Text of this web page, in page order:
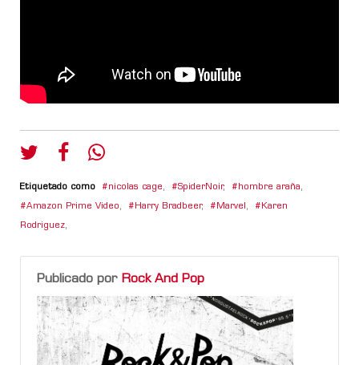
Etiquetado como nicolas cage, SpiderNoir, hombre araña,
Amazon Prime Video, Harry Bradbeer, Marvel , Karen
Rodriguez,
Publicado por Rock And Pop